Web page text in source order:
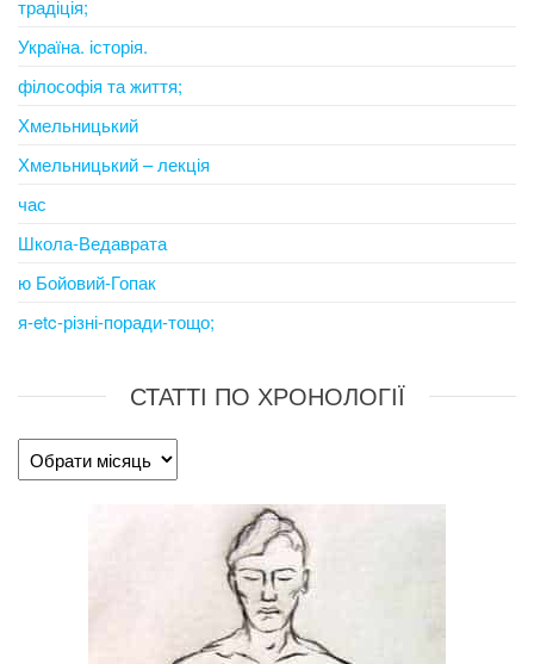
традіція;
Україна. історія.
філософія та життя;
Хмельницький
Хмельницький – лекція
час
Школа-Ведаврата
ю Бойовий-Гопак
я-etc-різні-поради-тощо;
СТАТТІ ПО ХРОНОЛОГІЇ
Статті
по